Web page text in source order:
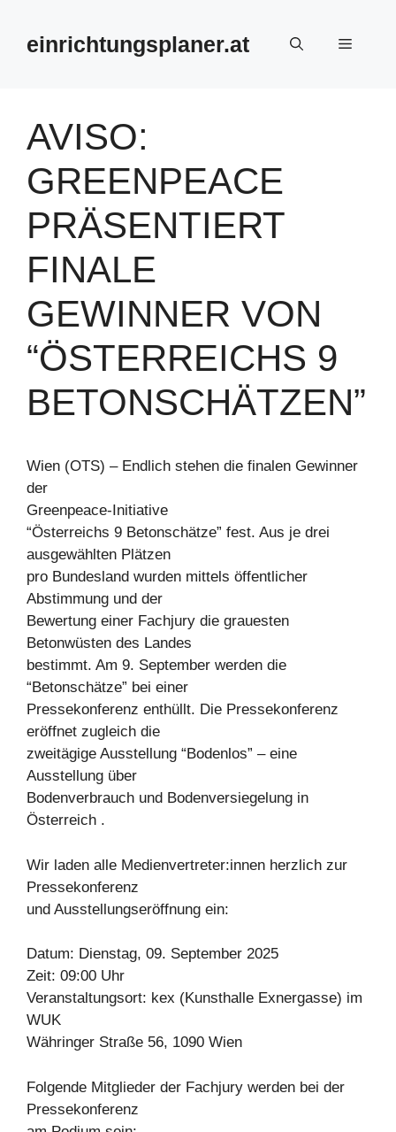
springeneinrichtungsplaner.at Menü
AVISO:
GREENPEACE
PRÄSENTIERT
FINALE
GEWINNER VON
“ÖSTERREICHS 9
BETONSCHÄTZEN”
Wien (OTS) – Endlich stehen die finalen Gewinner
der
Greenpeace-Initiative
“Österreichs 9 Betonschätze” fest. Aus je drei
ausgewählten Plätzen
pro Bundesland wurden mittels öffentlicher
Abstimmung und der
Bewertung einer Fachjury die grauesten
Betonwüsten des Landes
bestimmt. Am 9. September werden die
“Betonschätze” bei einer
Pressekonferenz enthüllt. Die Pressekonferenz
eröffnet zugleich die
zweitägige Ausstellung “Bodenlos” – eine
Ausstellung über
Bodenverbrauch und Bodenversiegelung in
Österreich .
Wir laden alle Medienvertreter:innen herzlich zur
Pressekonferenz
und Ausstellungseröffnung ein:
Datum: Dienstag, 09. September 2025
Zeit: 09:00 Uhr
Veranstaltungsort: kex (Kunsthalle Exnergasse) im
WUK
Währinger Straße 56, 1090 Wien
Folgende Mitglieder der Fachjury werden bei der
Pressekonferenz